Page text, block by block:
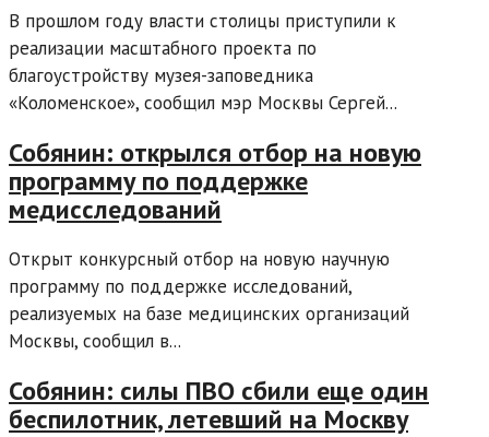
В прошлом году власти столицы приступили к
реализации масштабного проекта по
благоустройству музея-заповедника
«Коломенское», сообщил мэр Москвы Сергей...
Собянин: открылся отбор на новую
программу по поддержке
медисследований
Открыт конкурсный отбор на новую научную
программу по поддержке исследований,
реализуемых на базе медицинских организаций
Москвы, сообщил в...
Собянин: силы ПВО сбили еще один
беспилотник, летевший на Москву